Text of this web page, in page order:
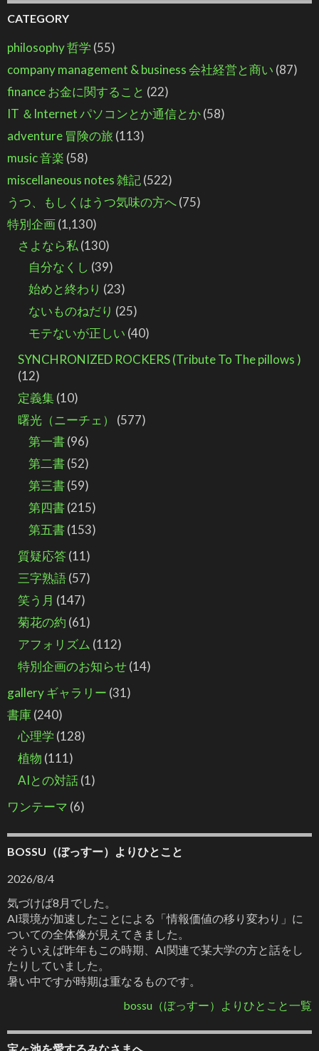
CATEGORY
philosophy 哲学 (55)
company management & business 会社経営と商い (87)
finance お金に関すること (22)
IT ＆Internet パソコンとか通信とか(58)
adventure 冒険の旅 (113)
music 音楽 (58)
miscellaneous notes 雑記(522)
うつ、もしくはうつ気味の方へ(75)
特別企画(1,130)
さよなら私 (130)
自分なくし (39)
始めと終わり (23)
ないものねだり (25)
モテないが正しい (40)
SYNCHRONIZED ROCKERS (Tribute To The pillows )
(12)
定義集(10)
曙光（ニーチェ）
(577)
第一書(96)
第二書(52)
第三書(59)
第四書(215)
第五書(153)
質疑応答(11)
三字熟語(57)
笑う月 (147)
菊花の約 (61)
アフォリズム (112)
特別企画のお知らせ(14)
gallery ギャラリー (31)
書庫(240)
心理学 (128)
植物 (111)
AIとの対話(1)
ワンテーマ (6)
BOSSU（ぼっすー）よりひとこと
2026/8/4
気づけば8月でした。
AI環境が加速したことによる「情報価値の移り変わり」に
ついての全体像が見えてきました。
そういえば昨年もこの時期、AI関連で某大学の方と話をし
たりしていました。
暑い中ですが時期は重なるものです。
bossu（ぼっすー）よりひとこと一覧
宝ヶ池を愛するみなさまへ